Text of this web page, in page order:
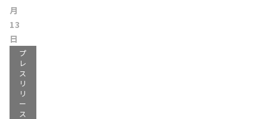
月
13
日
プ
レ
ス
リ
リ
ー
ス